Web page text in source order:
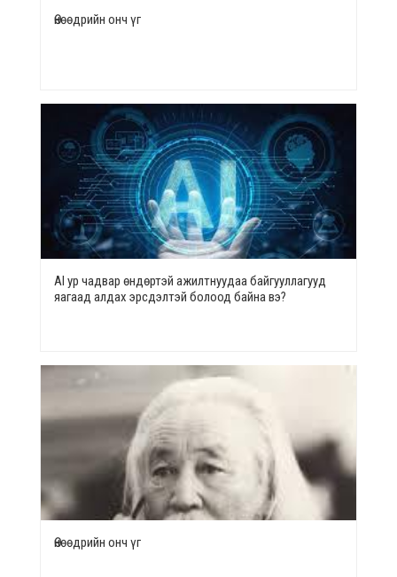
Өнөөдрийн онч үг
AI ур чадвар өндөртэй ажилтнуудаа байгууллагууд
яагаад алдах эрсдэлтэй болоод байна вэ?
Өнөөдрийн онч үг